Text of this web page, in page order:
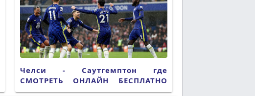
Челси - Саутгемптон где
СМОТРЕТЬ ОНЛАЙН БЕСПЛАТНО
2025 (ПРЯМАЯ ТРАНСЛЯЦИЯ)